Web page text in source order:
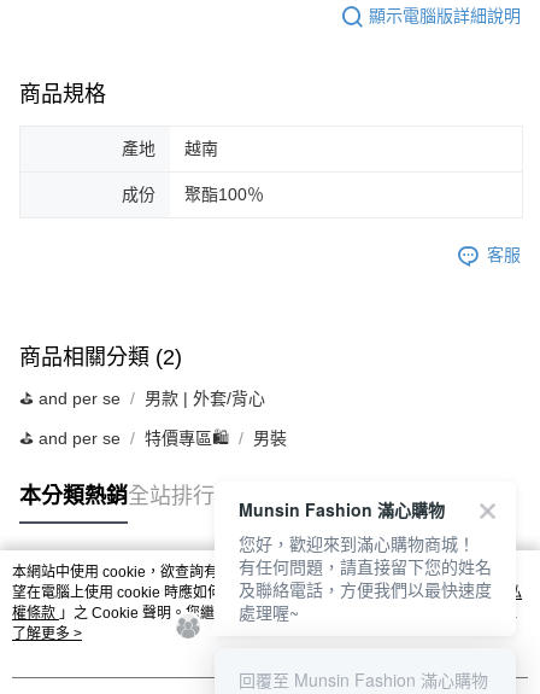
顯示電腦版詳細說明
商品規格
產地 越南
成份 聚酯100％
客服
商品相關分類 (2)
⛳️ and per se 男款 | 外套/背心
⛳️ and per se 特價專區🛍️ 男裝
本分類熱銷全站排行
熱門標籤
本網站中使用 cookie，欲查詢有關本網站使用 cookie 方式之詳情，及若您不希
望在電腦上使用 cookie 時應如何變更電腦的 cookie 設定，請參閱本網站「
隱私
權條款 」之 Cookie 聲明。您繼續使用本網站即表示您同意本公司得按本網站使
用條款之 Cookie 聲明使用 cookie。
了解更多 >
Munsin Fashion 滿心購物
您好，歡迎來到滿心購物商城！
有任何問題，請直接留下您的姓名
及聯絡電話，方便我們以最快速度
處理喔~
回覆至 Munsin Fashion 滿心購物